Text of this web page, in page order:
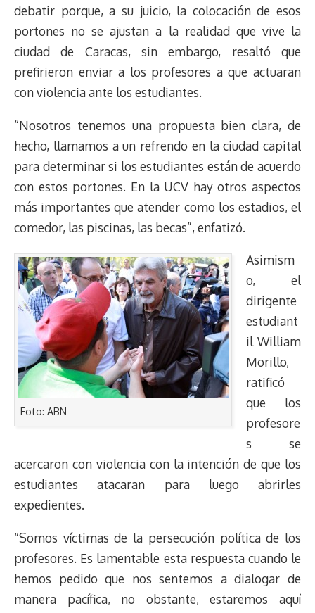
debatir porque, a su juicio, la colocación de esos
portones no se ajustan a la realidad que vive la
ciudad de Caracas, sin embargo, resaltó que
prefirieron enviar a los profesores a que actuaran
con violencia ante los estudiantes.
“Nosotros tenemos una propuesta bien clara, de
hecho, llamamos a un refrendo en la ciudad capital
para determinar si los estudiantes están de acuerdo
con estos portones. En la UCV hay otros aspectos
más importantes que atender como los estadios, el
comedor, las piscinas, las becas”, enfatizó.
Foto: ABN
Asimism
o, el
dirigente
estudiant
il William
Morillo,
ratificó
que los
profesore
s se
acercaron con violencia con la intención de que los
estudiantes atacaran para luego abrirles
expedientes.
“Somos víctimas de la persecución política de los
profesores. Es lamentable esta respuesta cuando le
hemos pedido que nos sentemos a dialogar de
manera pacífica, no obstante, estaremos aquí